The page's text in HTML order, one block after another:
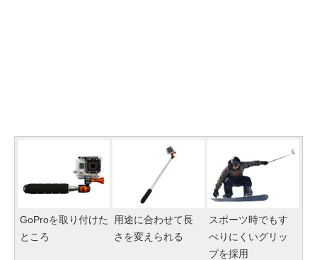
GoProを取り付けた
ところ
用途に合わせて長
さを変えられる
スポーツ時でもす
べりにくいグリッ
プを採用